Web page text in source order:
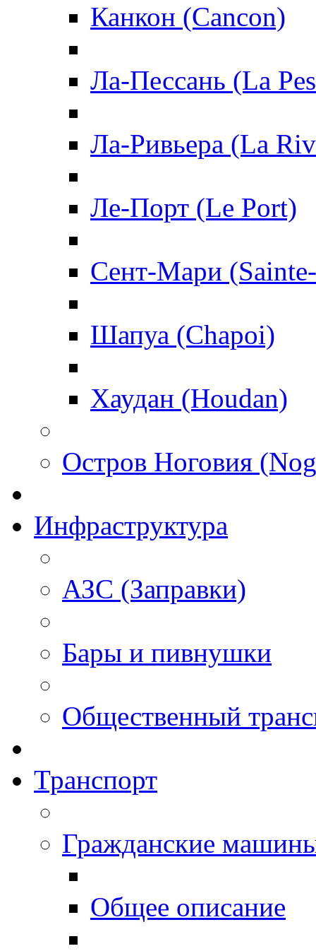
Канкон (Cancon)
Ла-Пессань (La
Ла-Ривьера (La
Ле-Порт (Le Port)
Сент-Мари
Шапуа (Chapoi)
Хаудан (Houdan)
Остров Ноговия
Инфраструктура
АЗС (Заправки)
Бары и пивнушки
Общественный
Транспорт
Гражданские
Общее описание